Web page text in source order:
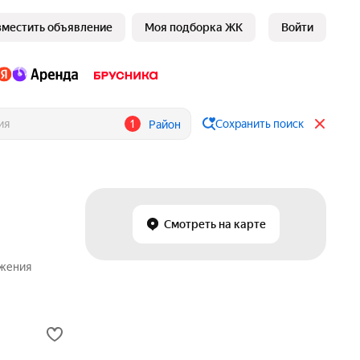
объявление Моя подборка ЖК Войти
1 Район Сохранить поиск
Смотреть на карте